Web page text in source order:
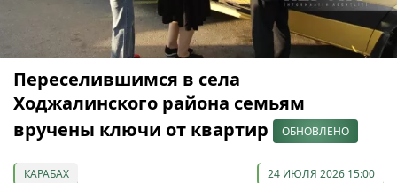
Переселившимся в села
Ходжалинского района семьям
вручены ключи от квартир
ОБНОВЛЕНО
КАРАБАХ 24 ИЮЛЯ 2026 15:00